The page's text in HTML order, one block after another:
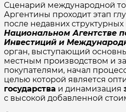
Сценарий международной
Аргентины проходит этап
после недавних
Национальном Агентстве
Инвестиций и
орган, выступающий
местным производством и
покупателями, начал
целью которой является
государства и динамизация
с высокой добавленной